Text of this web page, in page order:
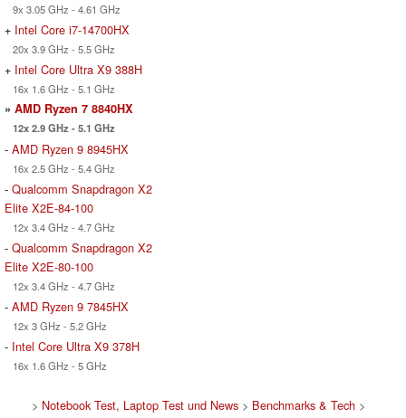
9x 3.05 GHz - 4.61 GHz
+ Intel Core i7-14700HX
20x 3.9 GHz - 5.5 GHz
+ Intel Core Ultra X9 388H
16x 1.6 GHz - 5.1 GHz
» AMD Ryzen 7 8840HX
12x 2.9 GHz - 5.1 GHz
- AMD Ryzen 9 8945HX
16x 2.5 GHz - 5.4 GHz
- Qualcomm Snapdragon X2
Elite X2E-84-100
12x 3.4 GHz - 4.7 GHz
- Qualcomm Snapdragon X2
Elite X2E-80-100
12x 3.4 GHz - 4.7 GHz
- AMD Ryzen 9 7845HX
12x 3 GHz - 5.2 GHz
- Intel Core Ultra X9 378H
16x 1.6 GHz - 5 GHz
> Notebook Test, Laptop Test und News > Benchmarks & Tech >